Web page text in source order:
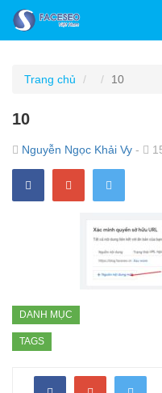
Trang chủ 10
10
Nguyễn Ngọc Khải Vy -
DANH MỤC
TAGS